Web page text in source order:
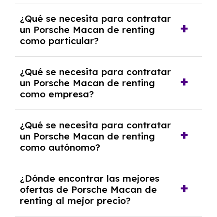
económica.
pero puede haber penalizaciones por
cancelación anticipada. Es importante revisar
las condiciones del contrato y hablar con un
experto que te asesore.
¿Qué se necesita para contratar
un Porsche Macan de renting
como particular?
y, en algunos casos, una consulta de solvencia
crediticia y un pago inicial.
¿Qué se necesita para contratar
un Porsche Macan de renting
como empresa?
documentación financiera y, en algunos
casos, un informe de solvencia de la empresa
y un pago inicial.
¿Qué se necesita para contratar
un Porsche Macan de renting
como autónomo?
autónomos, justificante de ingresos y, en
algunos casos, un informe fiscal y un pago
inicial.
¿Dónde encontrar las mejores
ofertas de Porsche Macan de
renting al mejor precio?